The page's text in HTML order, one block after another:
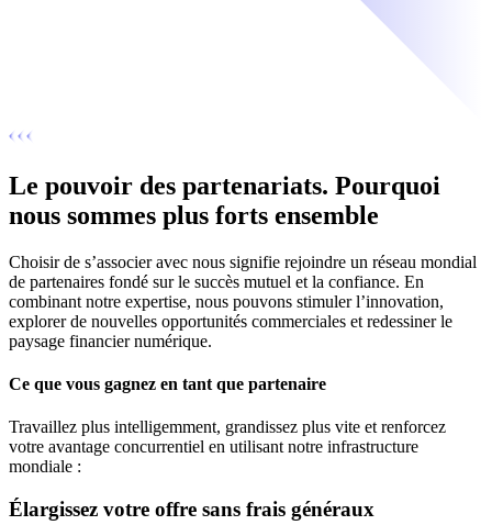
Le pouvoir des partenariats. Pourquoi
nous sommes plus forts ensemble
Choisir de s’associer avec nous signifie rejoindre un réseau mondial
de partenaires fondé sur le succès mutuel et la confiance. En
combinant notre expertise, nous pouvons stimuler l’innovation,
explorer de nouvelles opportunités commerciales et redessiner le
paysage financier numérique.
Ce que vous gagnez en tant que partenaire
Travaillez plus intelligemment, grandissez plus vite et renforcez
votre avantage concurrentiel en utilisant notre infrastructure
mondiale :
Élargissez votre offre sans frais généraux